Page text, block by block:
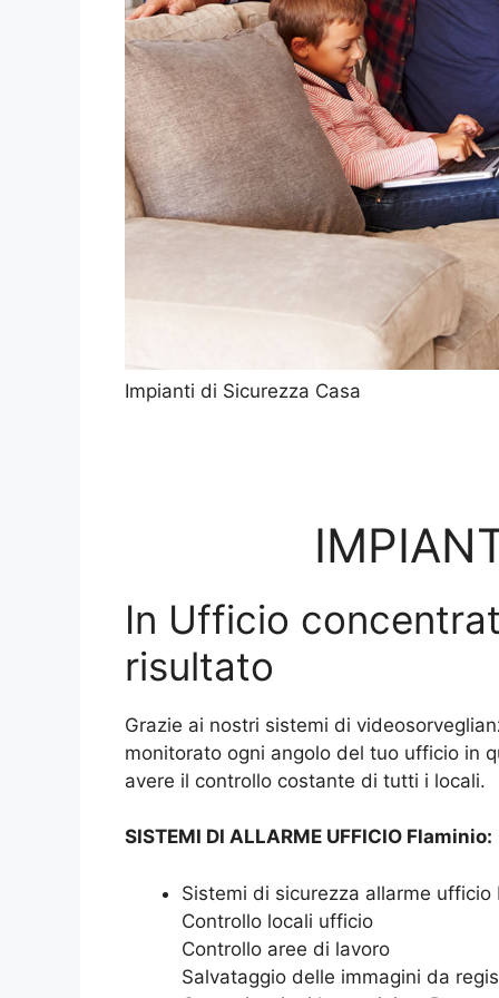
Impianti di Sicurezza Casa
In Ufficio
risultato
Grazie ai nostri sistemi di
monitorato ogni angolo del tuo ufficio in
avere il controllo costante di tutti i locali.
SISTEMI DI ALLARME UFFICIO Flaminio:
Sistemi di sicurezza allarme ufficio
Controllo locali ufficio
Controllo aree di lavoro
Salvataggio delle immagini da